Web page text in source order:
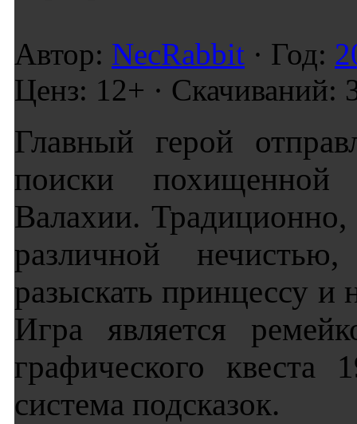
Автор: NecRabbit · Год:
Ценз: 12+ · Скачиваний:
Главный герой
поиски похищенной
Валахии. Традиционно,
различной
разыскать принцессу и
Игра является
графического квеста
система подсказок.